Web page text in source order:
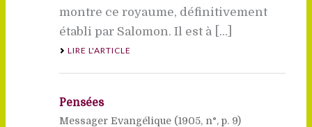
montre ce royaume, définitivement
établi par Salomon. Il est à [...]
LIRE L'ARTICLE
Pensées
Messager Evangélique (1905, n°, p. 9)